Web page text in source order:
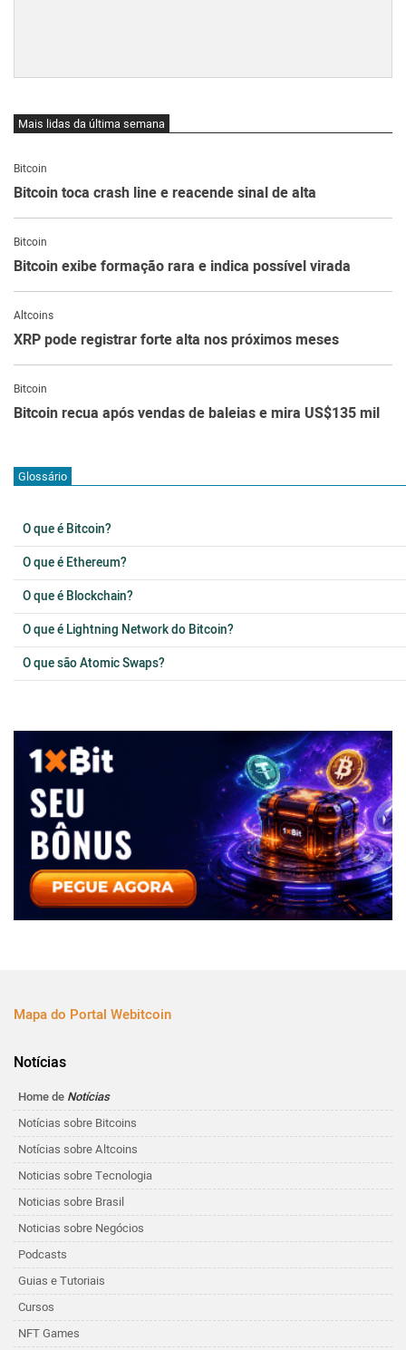
Mais lidas da última semana
Bitcoin
Bitcoin toca crash line e reacende sinal de alta
Bitcoin
Bitcoin exibe formação rara e indica possível virada
Altcoins
XRP pode registrar forte alta nos próximos meses
Bitcoin
Bitcoin recua após vendas de baleias e mira US$135 mil
Glossário
O que é Bitcoin?
O que é Ethereum?
O que é Blockchain?
O que é Lightning Network do Bitcoin?
O que são Atomic Swaps?
Mapa do Portal Webitcoin
Notícias
Home de Notícias
Notícias sobre Bitcoins
Notícias sobre Altcoins
Noticias sobre Tecnologia
Noticias sobre Brasil
Noticias sobre Negócios
Podcasts
Guias e Tutoriais
Cursos
NFT Games